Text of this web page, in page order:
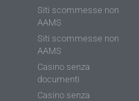
Siti scommesse non
AAMS
Siti scommesse non
AAMS
Casino senza
documenti
Casino senza